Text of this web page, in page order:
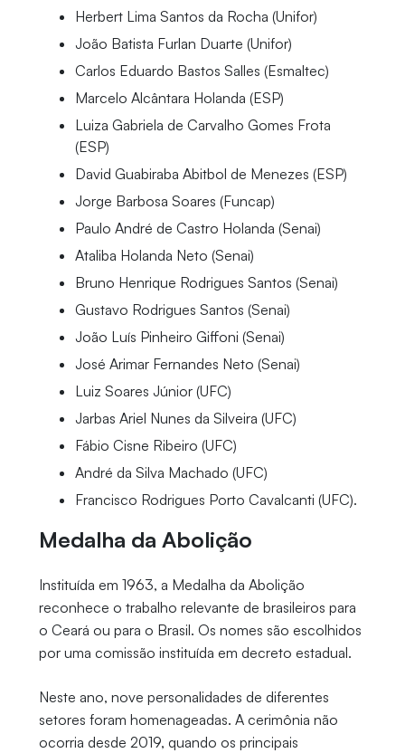
Herbert Lima Santos da Rocha (Unifor)
João Batista Furlan Duarte (Unifor)
Carlos Eduardo Bastos Salles (Esmaltec)
Marcelo Alcântara Holanda (ESP)
Luiza Gabriela de Carvalho Gomes Frota
(ESP)
David Guabiraba Abitbol de Menezes (ESP)
Jorge Barbosa Soares (Funcap)
Paulo André de Castro Holanda (Senai)
Ataliba Holanda Neto (Senai)
Bruno Henrique Rodrigues Santos (Senai)
Gustavo Rodrigues Santos (Senai)
João Luís Pinheiro Giffoni (Senai)
José Arimar Fernandes Neto (Senai)
Luiz Soares Júnior (UFC)
Jarbas Ariel Nunes da Silveira (UFC)
Fábio Cisne Ribeiro (UFC)
André da Silva Machado (UFC)
Francisco Rodrigues Porto Cavalcanti (UFC).
Medalha da Abolição
Instituída em 1963, a Medalha da Abolição
reconhece o trabalho relevante de brasileiros para
o Ceará ou para o Brasil. Os nomes são escolhidos
por uma comissão instituída em decreto estadual.
Neste ano, nove personalidades de diferentes
setores foram homenageadas. A cerimônia não
ocorria desde 2019, quando os principais